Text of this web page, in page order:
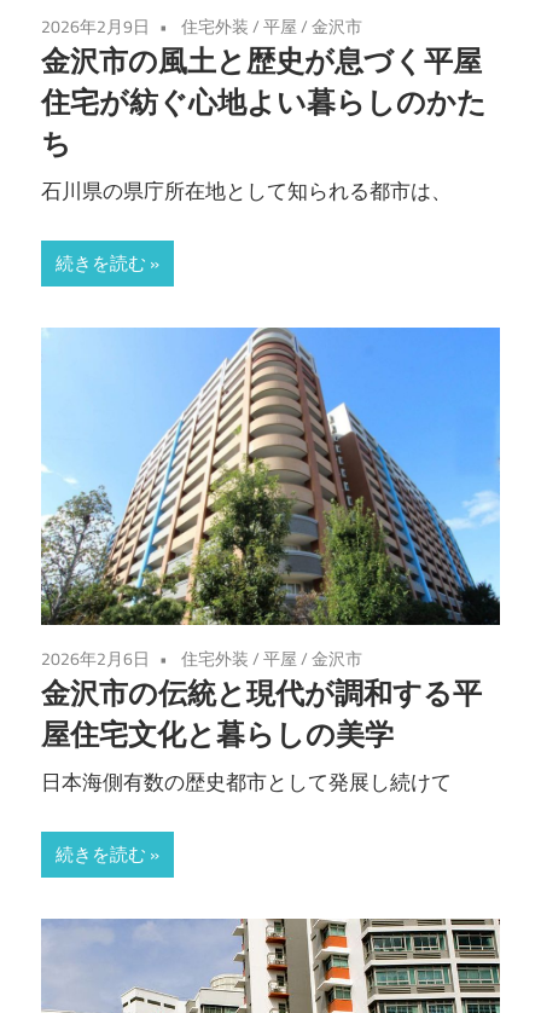
2026年2月9日 住宅外装/平屋/金沢市
金沢市の風土と歴史が息づく平屋
住宅が紡ぐ心地よい暮らしのかた
ち
石川県の県庁所在地として知られる都市は、
続きを読む
2026年2月6日 住宅外装/平屋/金沢市
金沢市の伝統と現代が調和する平
屋住宅文化と暮らしの美学
日本海側有数の歴史都市として発展し続けて
続きを読む